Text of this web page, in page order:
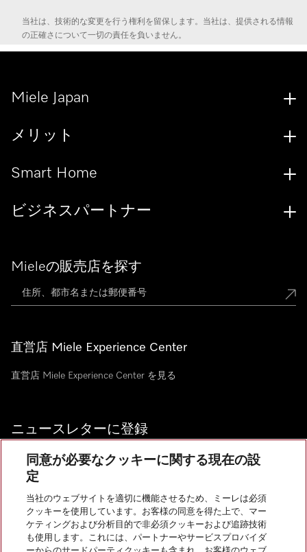
当社は、技術的な変更を行う権利を留保します。当社は、提供される情報
の正確さについて一切の責任を負いません。
Mieleの販売店を探す
直営店 Miele Experience Center
直営店 Miele Experience Center を見る
ニュースレターに登録
お問い合わせ
Miele Japan
メリット
Smart Home
ビジネスパートナー
InstagramのMiele
YoutubeのMiele
同意が必要なクッキーに関する現在の設
定
当社のウェブサイトを適切に機能させるため、ミーレは必須
クッキーを使用しています。お客様の同意を得た上で、マー
ケティングおよび分析目的で非必須クッキーおよび追跡技術
も使用します。これには、パートナーやサービスプロバイダ